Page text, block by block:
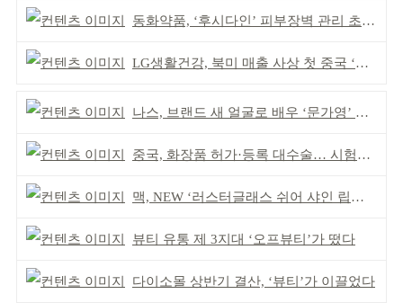
동화약품, ‘후시다인’ 피부장벽 관리 초점 ‘리브랜딩’
LG생활건강, 북미 매출 사상 첫 중국 ‘추월’
나스, 브랜드 새 얼굴로 배우 ‘문가영’ 발탁
중국, 화장품 허가·등록 대수술… 시험자료 공용 허용
맥, NEW ‘러스터글래스 쉬어 샤인 립스틱’ 출시
뷰티 유통 제 3지대 ‘오프뷰티’가 떴다
다이소몰 상반기 결산, ‘뷰티’가 이끌었다